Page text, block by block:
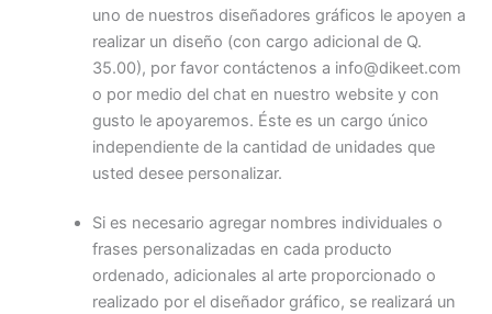
uno de nuestros diseñadores gráficos le apoyen a
realizar un diseño (con cargo adicional de Q.
35.00), por favor contáctenos a info@dikeet.com
o por medio del chat en nuestro website y con
gusto le apoyaremos. Éste es un cargo único
independiente de la cantidad de unidades que
usted desee personalizar.
Si es necesario agregar nombres individuales o
frases personalizadas en cada producto
ordenado, adicionales al arte proporcionado o
realizado por el diseñador gráfico, se realizará un